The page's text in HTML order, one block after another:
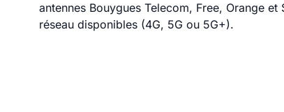
antennes Bouygues Telecom, Free, Orange
réseau disponibles (4G, 5G ou 5G+).